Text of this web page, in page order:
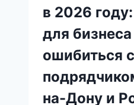
в 2026
для
ошибиться с
на-Дону и